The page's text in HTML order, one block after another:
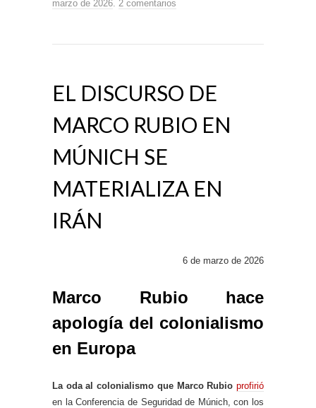
marzo de 2026 2 comentarios
EL DISCURSO DE
MARCO RUBIO EN
MÚNICH SE
MATERIALIZA EN
IRÁN
6 de marzo de 2026
Marco Rubio hace
apología del colonialismo
en Europa
La oda al colonialismo que Marco Rubio profirió
en la Conferencia de Seguridad de Múnich, con los